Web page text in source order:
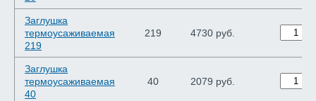
Заглушка
термоусаживаемая
219
219 4730 руб.
Заглушка
термоусаживаемая
40
40 2079 руб.